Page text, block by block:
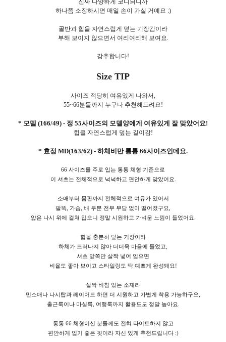
진짜 다양하게 코디되니까
하나쯤 소장하시면 매일 손이 가실 거예요 :)
골반과 힙을 자연스럽게 덮는 기장감이라
부해 보이지 않으면서 여리여리해 보여요.
강추합니다!
Size TIP
사이즈 적당히 여유있게 나와서,
55~66분들까지 누구나 추천해드려요!
* 모델 (166/49) - 정 55사이즈의 모델양에게 여유있게 잘 맞았어요!
힙을 자연스럽게 덮는 길이감!
* 효정 MD(163/62) - 하체비만 통통 66사이즈인데요.
66 사이즈를 주로 입는 통통 체형 기준으로
이 셔츠는 전체적으로 넉넉하고 편안하게 맞았어요.
소매부터 몸판까지 전체적으로 여유가 있어서
팔뚝, 가슴, 배 부분 전부 부담 없이 떨어졌구요,
얇은 나시 위에 걸쳐 입으니 정말 시원하고 가벼운 느낌이 들었어요.
힙을 충분히 덮는 기장이라
하체가 드러나지 않아 더더욱 마음에 들었고,
셔츠 앞쪽만 살짝 넣어 입으면
비율도 좋아 보이고 스타일링도 딱 예쁘게 완성돼요!
살짝 비침 있는 소재라
민소매나 나시탑과 레이어드 하면 더 시원하고 가볍게 착용 가능하구요,
출근룩이나 마실룩, 여행룩까지 활용도도 정말 높아요.
통통 66 체형이신 분들께도 전혀 타이트하지 않고
편안하게 입기 좋은 핏이라 자신 있게 추천드립니다 :)